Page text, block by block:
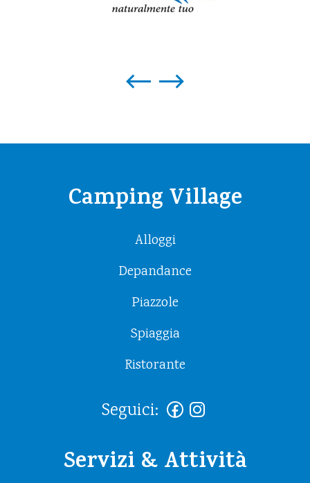
Camping Village
Alloggi
Depandance
Piazzole
Spiaggia
Ristorante
Seguici:
Servizi & Attività